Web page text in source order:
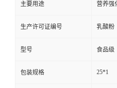
主要用途 营养强
生产许可证编号 乳酸粉
型号 食品级
包装规格 25*1